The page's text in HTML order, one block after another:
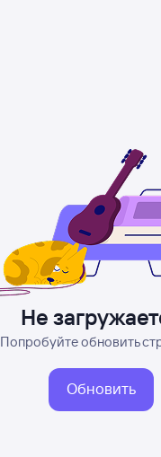
Не
Попробуйте обновить
Обновить